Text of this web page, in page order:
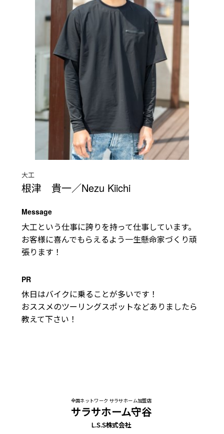
大工
根津 貴一／Nezu Kiichi
Message
大工という仕事に誇りを持って仕事しています。
お客様に喜んでもらえるよう一生懸命家づくり頑
張ります！
PR
休日はバイクに乗ることが多いです！
おススメのツーリングスポットなどありましたら
教えて下さい！
全国ネットワーク サラサホーム加盟店
サラサホーム守谷
L.S.S株式会社